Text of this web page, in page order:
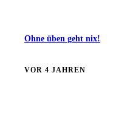
Ohne üben geht nix!
VOR 4 JAHREN